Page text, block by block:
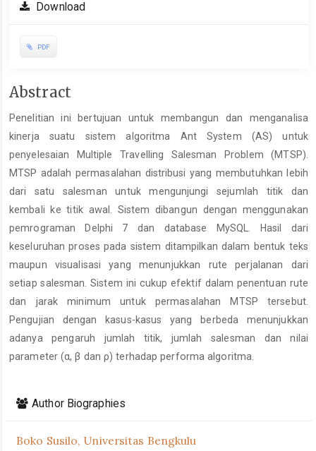
Download
PDF
Main
Content
Abstract
Penelitian ini bertujuan untuk membangun dan menganalisa
kinerja suatu sistem algoritma Ant System (AS) untuk
penyelesaian Multiple Travelling Salesman Problem (MTSP).
MTSP adalah permasalahan distribusi yang membutuhkan lebih
dari satu salesman untuk mengunjungi sejumlah titik dan
kembali ke titik awal. Sistem dibangun dengan menggunakan
pemrograman Delphi 7 dan database MySQL. Hasil dari
keseluruhan proses pada sistem ditampilkan dalam bentuk teks
maupun visualisasi yang menunjukkan rute perjalanan dari
setiap salesman. Sistem ini cukup efektif dalam penentuan rute
dan jarak minimum untuk permasalahan MTSP tersebut.
Pengujian dengan kasus-kasus yang berbeda menunjukkan
adanya pengaruh jumlah titik, jumlah salesman dan nilai
parameter (α, β dan ρ) terhadap performa algoritma.
Details
Author Biographies
Boko Susilo, Universitas Bengkulu